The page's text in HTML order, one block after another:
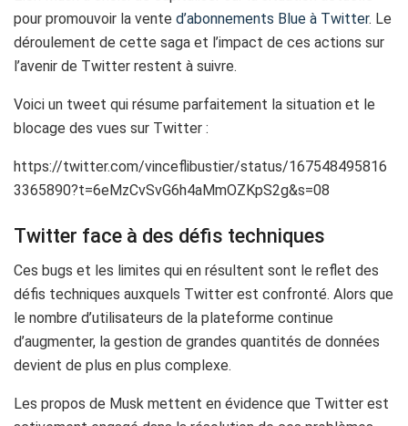
pour promouvoir la vente d’abonnements Blue à Twitter. Le
déroulement de cette saga et l’impact de ces actions sur
l’avenir de Twitter restent à suivre.
Voici un tweet qui résume parfaitement la situation et le
blocage des vues sur Twitter :
https://twitter.com/vinceflibustier/status/167548495816
3365890?t=6eMzCvSvG6h4aMmOZKpS2g&s=08
Twitter face à des défis techniques
Ces bugs et les limites qui en résultent sont le reflet des
défis techniques auxquels Twitter est confronté. Alors que
le nombre d’utilisateurs de la plateforme continue
d’augmenter, la gestion de grandes quantités de données
devient de plus en plus complexe.
Les propos de Musk mettent en évidence que Twitter est